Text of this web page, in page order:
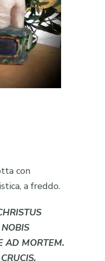
con
a freddo.
AD MORTEM.
.